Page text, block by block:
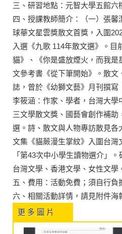
三、研習地點：元智大學五館六
四、授課教師簡介：（一）張
球華文星雲獎散文首獎，入圍
入選《九歌 114年散文選》。目
貓》、《你是盛放煙火，而我
文參考書《從下筆開始》。散文
誌，曾於《幼獅文藝》月刊撰寫
李筱涵：作家、學者，台灣大學
三文學散文獎、國藝會創作補助
選。詩、散文與人物專訪散見各
文集《貓蕨漫生掌紋》入圍台灣
「第43次中小學生讀物選介」
台灣文學、香港文學、女性文學
五、費用：活動免費；須自行負
六、相關活動詳情，請見附件海
更 多 圖 片